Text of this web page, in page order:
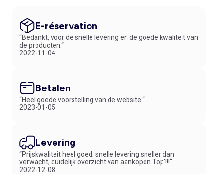
E-réservation
“Bedankt, voor de snelle levering en de goede kwaliteit van
de producten.“
2022-11-04
Betalen
“Heel goede voorstelling van de website.“
2023-01-05
Levering
“Prijskwaliteit heel goed, snelle levering sneller dan
verwacht, duidelijk overzicht van aankopen Top'!!!“
2022-12-08